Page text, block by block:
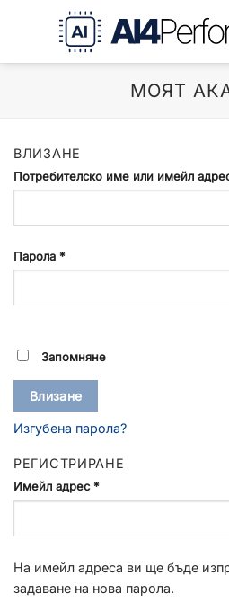
Преминаване
съдържанието
МОЯТ
ВЛИЗАНЕ
Потребителско име или имейл
Парола *
Запомняне
Влизане
Изгубена парола?
РЕГИСТРИРАНЕ
Имейл адрес*
На имейл адреса ви ще бъде
задаване на нова парола.